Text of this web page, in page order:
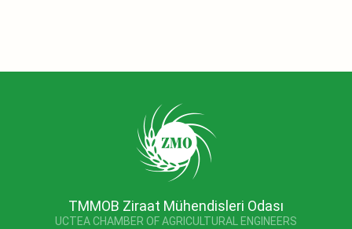
TMMOB Ziraat Mühendisleri Odası
UCTEA CHAMBER OF AGRICULTURAL ENGINEERS